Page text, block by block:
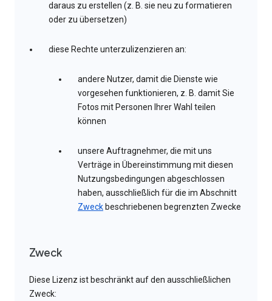
daraus zu erstellen (z. B. sie neu zu formatieren
oder zu übersetzen)
diese Rechte unterzulizenzieren an:
andere Nutzer, damit die Dienste wie
vorgesehen funktionieren, z. B. damit Sie
Fotos mit Personen Ihrer Wahl teilen
können
unsere Auftragnehmer, die mit uns
Verträge in Übereinstimmung mit diesen
Nutzungsbedingungen abgeschlossen
haben, ausschließlich für die im Abschnitt
Zweck beschriebenen begrenzten Zwecke
Zweck
Diese Lizenz ist beschränkt auf den ausschließlichen
Zweck: